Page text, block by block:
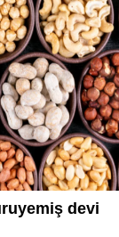
devi